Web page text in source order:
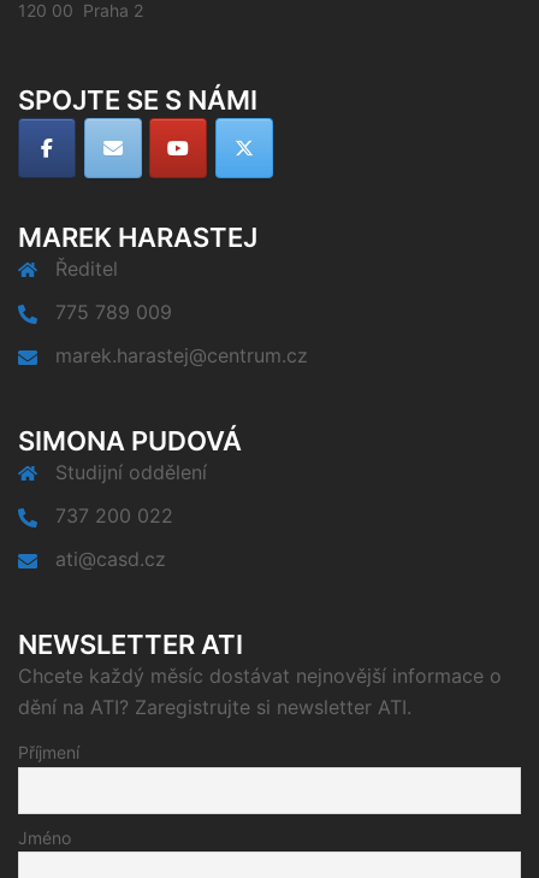
120 00 Praha 2
SPOJTE SE S NÁMI
MAREK HARASTEJ
Ředitel
775 789 009
marek.harastej@centrum.cz
SIMONA PUDOVÁ
Studijní oddělení
737 200 022
ati@casd.cz
NEWSLETTER ATI
Chcete každý měsíc dostávat nejnovější informace o
dění na ATI? Zaregistrujte si newsletter ATI.
Příjmení
Jméno